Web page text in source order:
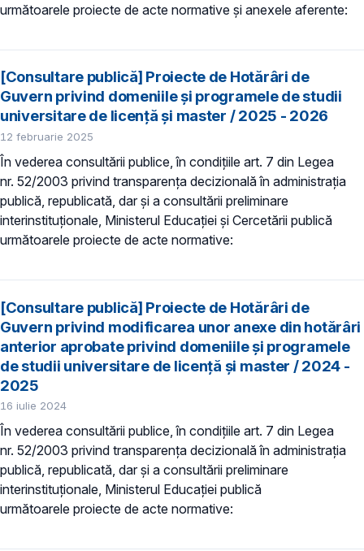
următoarele proiecte de acte normative și anexele aferente:
[Consultare publică] Proiecte de Hotărâri de
Guvern privind domeniile şi programele de studii
universitare de licență și master / 2025 - 2026
12 februarie 2025
În vederea consultării publice, în condiţiile art. 7 din Legea
nr. 52/2003 privind transparenţa decizională în administraţia
publică, republicată, dar și a consultării preliminare
interinstituționale, Ministerul Educaţiei și Cercetării publică
următoarele proiecte de acte normative:
[Consultare publică] Proiecte de Hotărâri de
Guvern privind modificarea unor anexe din hotărâri
anterior aprobate privind domeniile şi programele
de studii universitare de licență și master / 2024 -
2025
16 iulie 2024
În vederea consultării publice, în condiţiile art. 7 din Legea
nr. 52/2003 privind transparenţa decizională în administraţia
publică, republicată, dar și a consultării preliminare
interinstituționale, Ministerul Educaţiei publică
următoarele proiecte de acte normative: